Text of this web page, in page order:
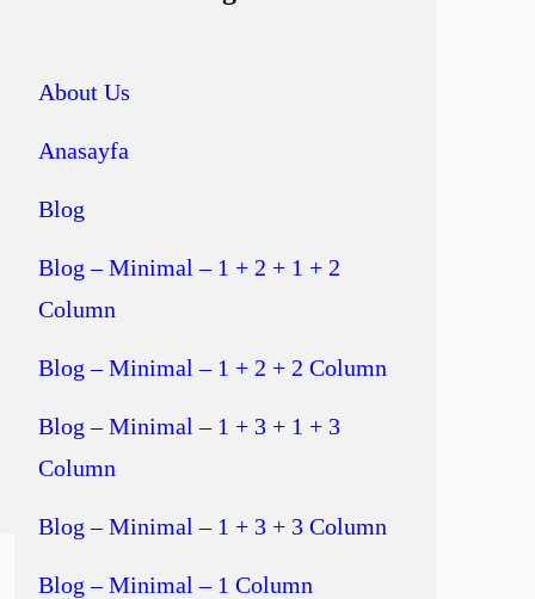
About Us
Anasayfa
Blog
Blog – Minimal – 1 + 2 + 1 + 2
Column
Blog – Minimal – 1 + 2 + 2 Column
Blog – Minimal – 1 + 3 + 1 + 3
Column
Blog – Minimal – 1 + 3 + 3 Column
Blog – Minimal – 1 Column